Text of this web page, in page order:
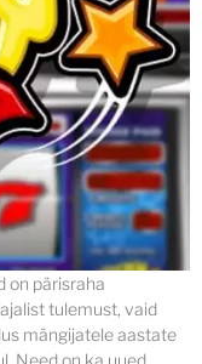
on pärisraha
tulemust, vaid
mängijatele aastate